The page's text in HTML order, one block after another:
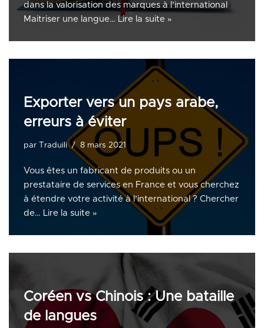
dans la valorisation des marques à l’international
Maitriser une langue… Lire la suite »
Exporter vers un pays arabe,
erreurs à éviter
par Traduili 8 mars 2021
Vous êtes un fabricant de produits ou un
prestataire de services en France et vous cherchez
à étendre votre activité à l’international ? Chercher
de… Lire la suite »
Coréen vs Chinois : Une bataille
de langues